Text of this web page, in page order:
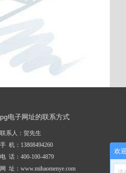
pg电子网址的联系方式
联系人：贺先生
手 机：13808494260
电 话：400-100-4879
网 址：www.mihaomenye.com
欢